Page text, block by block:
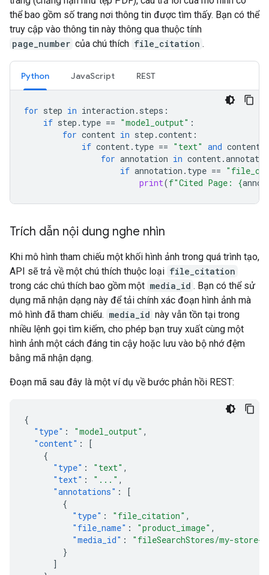
thể bao gồm số trang nơi thông tin được tìm thấy. Bạn có thể
truy cập vào thông tin này thông qua thuộc tính
page_number của chú thích file_citation .
Python JavaScript REST
for step in interaction . steps :
if step . type == "model_output" :
for content in step .content :
if content. type == "text" and content
for annotation in content.
if annotation . type ==
print(f"Cited Page: {
Trích dẫn nội dung nghe nhìn
Khi mô hình tham chiếu một khối hình ảnh trong quá trình tạo,
API sẽ trả về một chú thích thuộc loại file_citation
trong các chú thích bao gồm một media_id . Bạn có thể sử
dụng mã nhận dạng này để tải chính xác đoạn hình ảnh mà
mô hình đã tham chiếu. media_id này vẫn tồn tại trong
nhiều lệnh gọi tìm kiếm, cho phép bạn truy xuất cùng một
hình ảnh một cách đáng tin cậy hoặc lưu vào bộ nhớ đệm
bằng mã nhận dạng.
Đoạn mã sau đây là một ví dụ về bước phản hồi REST:
{
"type" : "model_output" ,
"content" :
[
{
"type" : "text" ,
"text" : "..." ,
"annotations" :
[
{
"type" : "file_citation" ,
"file_name" : "product_image" ,
"media_id" :
"fileSearchStores/my-store-
}
]